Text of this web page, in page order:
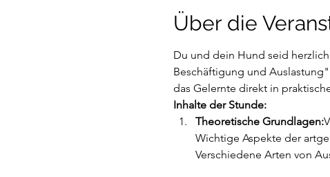
Über die
Du und dein Hund seid
Beschäftigung und
das Gelernte direkt in
Inhalte der Stunde:
Theoretische Grundlagen:
Wichtige Aspekte der